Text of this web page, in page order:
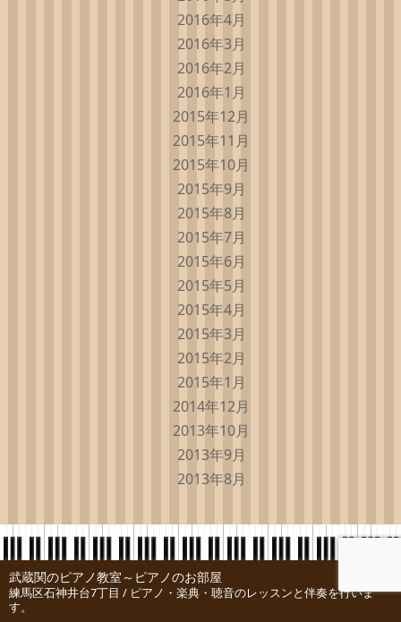
2016年4月
2016年3月
2016年2月
2016年1月
2015年12月
2015年11月
2015年10月
2015年9月
2015年8月
2015年7月
2015年6月
2015年5月
2015年4月
2015年3月
2015年2月
2015年1月
2014年12月
2013年10月
2013年9月
2013年8月
武蔵関のピアノ教室～ピアノのお部屋
練馬区石神井台7丁目 / ピアノ・楽典・聴音のレッスンと伴奏を行いま
す。